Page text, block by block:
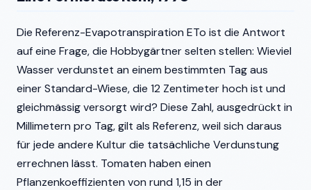
Die Referenz-Evapotranspiration ETo ist die Antwort
auf eine Frage, die Hobbygärtner selten stellen: Wieviel
Wasser verdunstet an einem bestimmten Tag aus
einer Standard-Wiese, die 12 Zentimeter hoch ist und
gleichmässig versorgt wird? Diese Zahl, ausgedrückt in
Millimetern pro Tag, gilt als Referenz, weil sich daraus
für jede andere Kultur die tatsächliche Verdunstung
errechnen lässt. Tomaten haben einen
Pflanzenkoeffizienten von rund 1,15 in der